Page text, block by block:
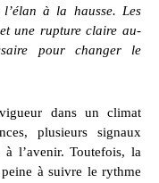
à la hausse. Les
une rupture claire au-
pour changer le
dans un climat
plusieurs signaux
l’avenir. Toutefois, la
à suivre le rythme